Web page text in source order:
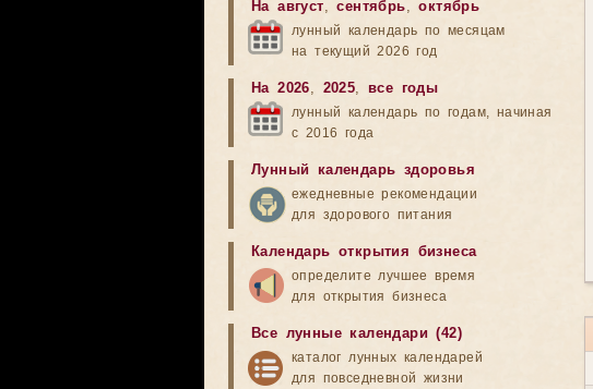
На август,сентябрь,октябрь
лунный календарь по месяцам
на текущий 2026 год
На 2026, 2025,все годы
лунный календарь по годам, начиная
с 2016 года
Лунный календарь здоровья
ежедневные рекомендации
для здорового питания
Календарь открытия бизнеса
определите лучшее время
для открытия бизнеса
Все лунные календари (42)
каталог лунных календарей
для повседневной жизни